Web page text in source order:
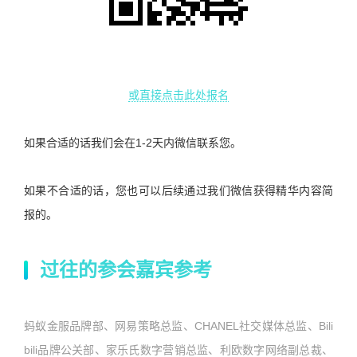
或直接点击此处报名
如果合适的话我们会在1-2天内微信联系您。
如果不合适的话，您也可以后续通过我们微信获得精华内容简
报的。
过往的参会嘉宾参考
蚂蚁金服品牌部、网易策略总监、 CHANEL 社交媒体总监、 Bili
bili品牌公关部、家乐氏数字营销总监、利欧数字网络副总裁、